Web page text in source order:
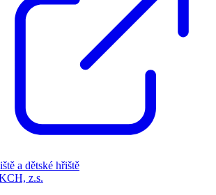
a dětské hřiště
z.s.